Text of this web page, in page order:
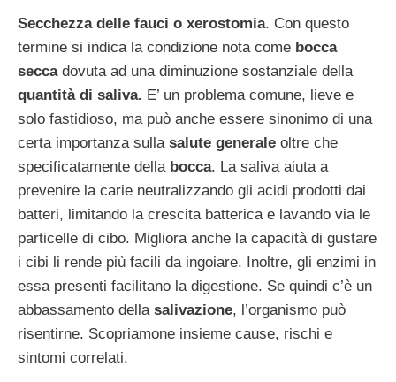
Secchezza delle fauci o xerostomia. Con questo
termine si indica la condizione nota come bocca
seccadovuta ad una diminuzione sostanziale della
quantità di saliva. E’ un problema comune, lieve e
solo fastidioso, ma può anche essere sinonimo di una
certa importanza sulla salute generale oltre che
specificatamente dellabocca. La saliva aiuta a
prevenire la carie neutralizzando gli acidi prodotti dai
batteri, limitando la crescita batterica e lavando via le
particelle di cibo. Migliora anche la capacità di gustare
i cibi li rende più facili da ingoiare. Inoltre, gli enzimi in
essa presenti facilitano la digestione. Se quindi c’è un
abbassamento della salivazione, l’organismo può
risentirne. Scopriamone insieme cause, rischi e
sintomi correlati.